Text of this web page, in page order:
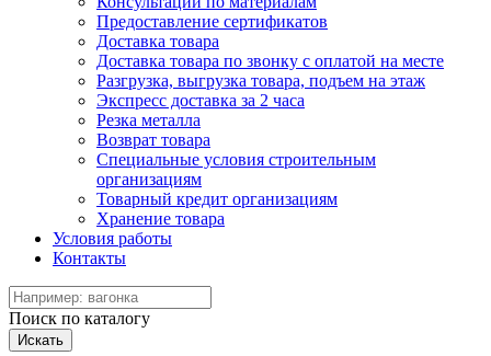
Предоставление сертификатов
Доставка товара
Доставка товара по звонку с оплатой на месте
Разгрузка, выгрузка товара, подъем на этаж
Экспресс доставка за 2 часа
Резка металла
Возврат товара
Специальные условия строительным
организациям
Товарный кредит организациям
Хранение товара
Условия работы
Контакты
Поиск по каталогу
Искать